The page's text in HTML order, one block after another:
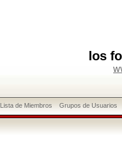
los
Lista de Miembros Grupos de Usuarios